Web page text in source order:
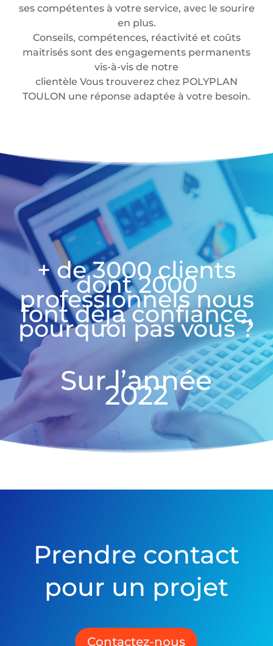
ses compétentes à votre service, avec le sourire
en plus.
Conseils, compétences, réactivité et coûts
maitrisés sont des engagements permanents
vis-à-vis de notre
clientèle Vous trouverez chez POLYPLAN
TOULON une réponse adaptée à votre besoin.
+ de 3000 clients
dont 2000
professionnels nous
font déjà confiance,
pourquoi pas vous ?
Sur l’année
2022
Prendre contact
pour un projet
Contactez-nous